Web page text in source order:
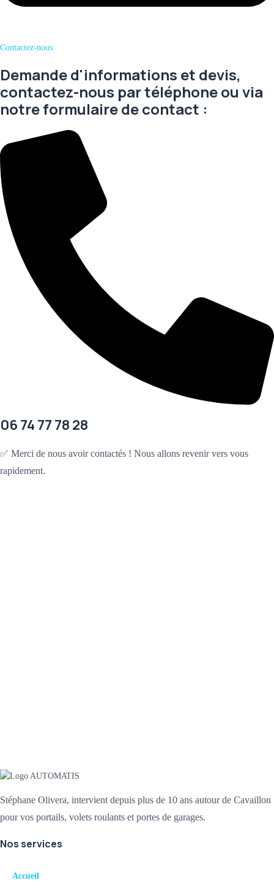
Contactez-nous
Demande d'informations et devis,
contactez-nous par téléphone ou via
notre formulaire de contact :
06 74 77 78 28
✅ Merci de nous avoir contactés ! Nous allons revenir vers vous
rapidement.
Stéphane Olivera, intervient depuis plus de 10 ans autour de Cavaillon
pour vos portails, volets roulants et portes de garages.
Nos services
Accueil